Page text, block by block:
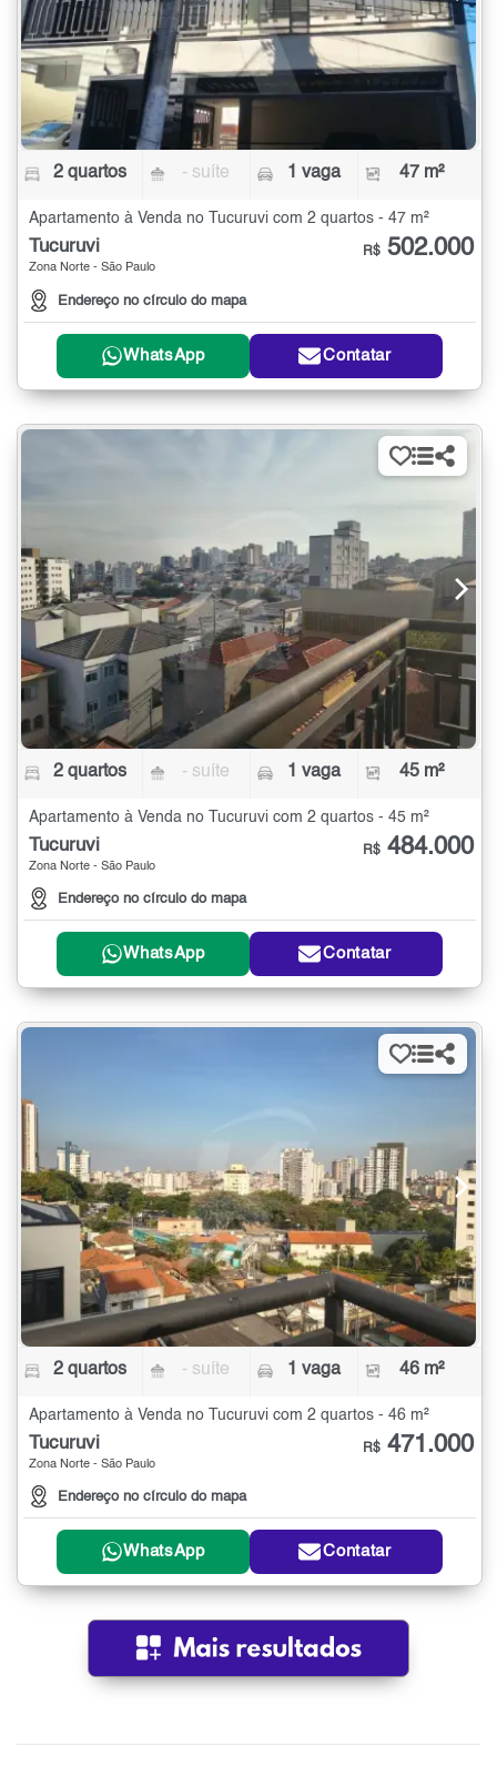
2 quartos - suíte 1 vaga 47 m²
Apartamento à Venda no Tucuruvi com 2 quartos - 47 m²
Tucuruvi
Zona Norte - São Paulo
Endereço no círculo do mapa
R$ 502.000
WhatsApp Contatar
2 quartos - suíte 1 vaga 45 m²
Apartamento à Venda no Tucuruvi com 2 quartos - 45 m²
Tucuruvi
Zona Norte - São Paulo
Endereço no círculo do mapa
R$ 484.000
WhatsApp Contatar
2 quartos - suíte 1 vaga 46 m²
Apartamento à Venda no Tucuruvi com 2 quartos - 46 m²
Tucuruvi
Zona Norte - São Paulo
Endereço no círculo do mapa
R$ 471.000
WhatsApp Contatar